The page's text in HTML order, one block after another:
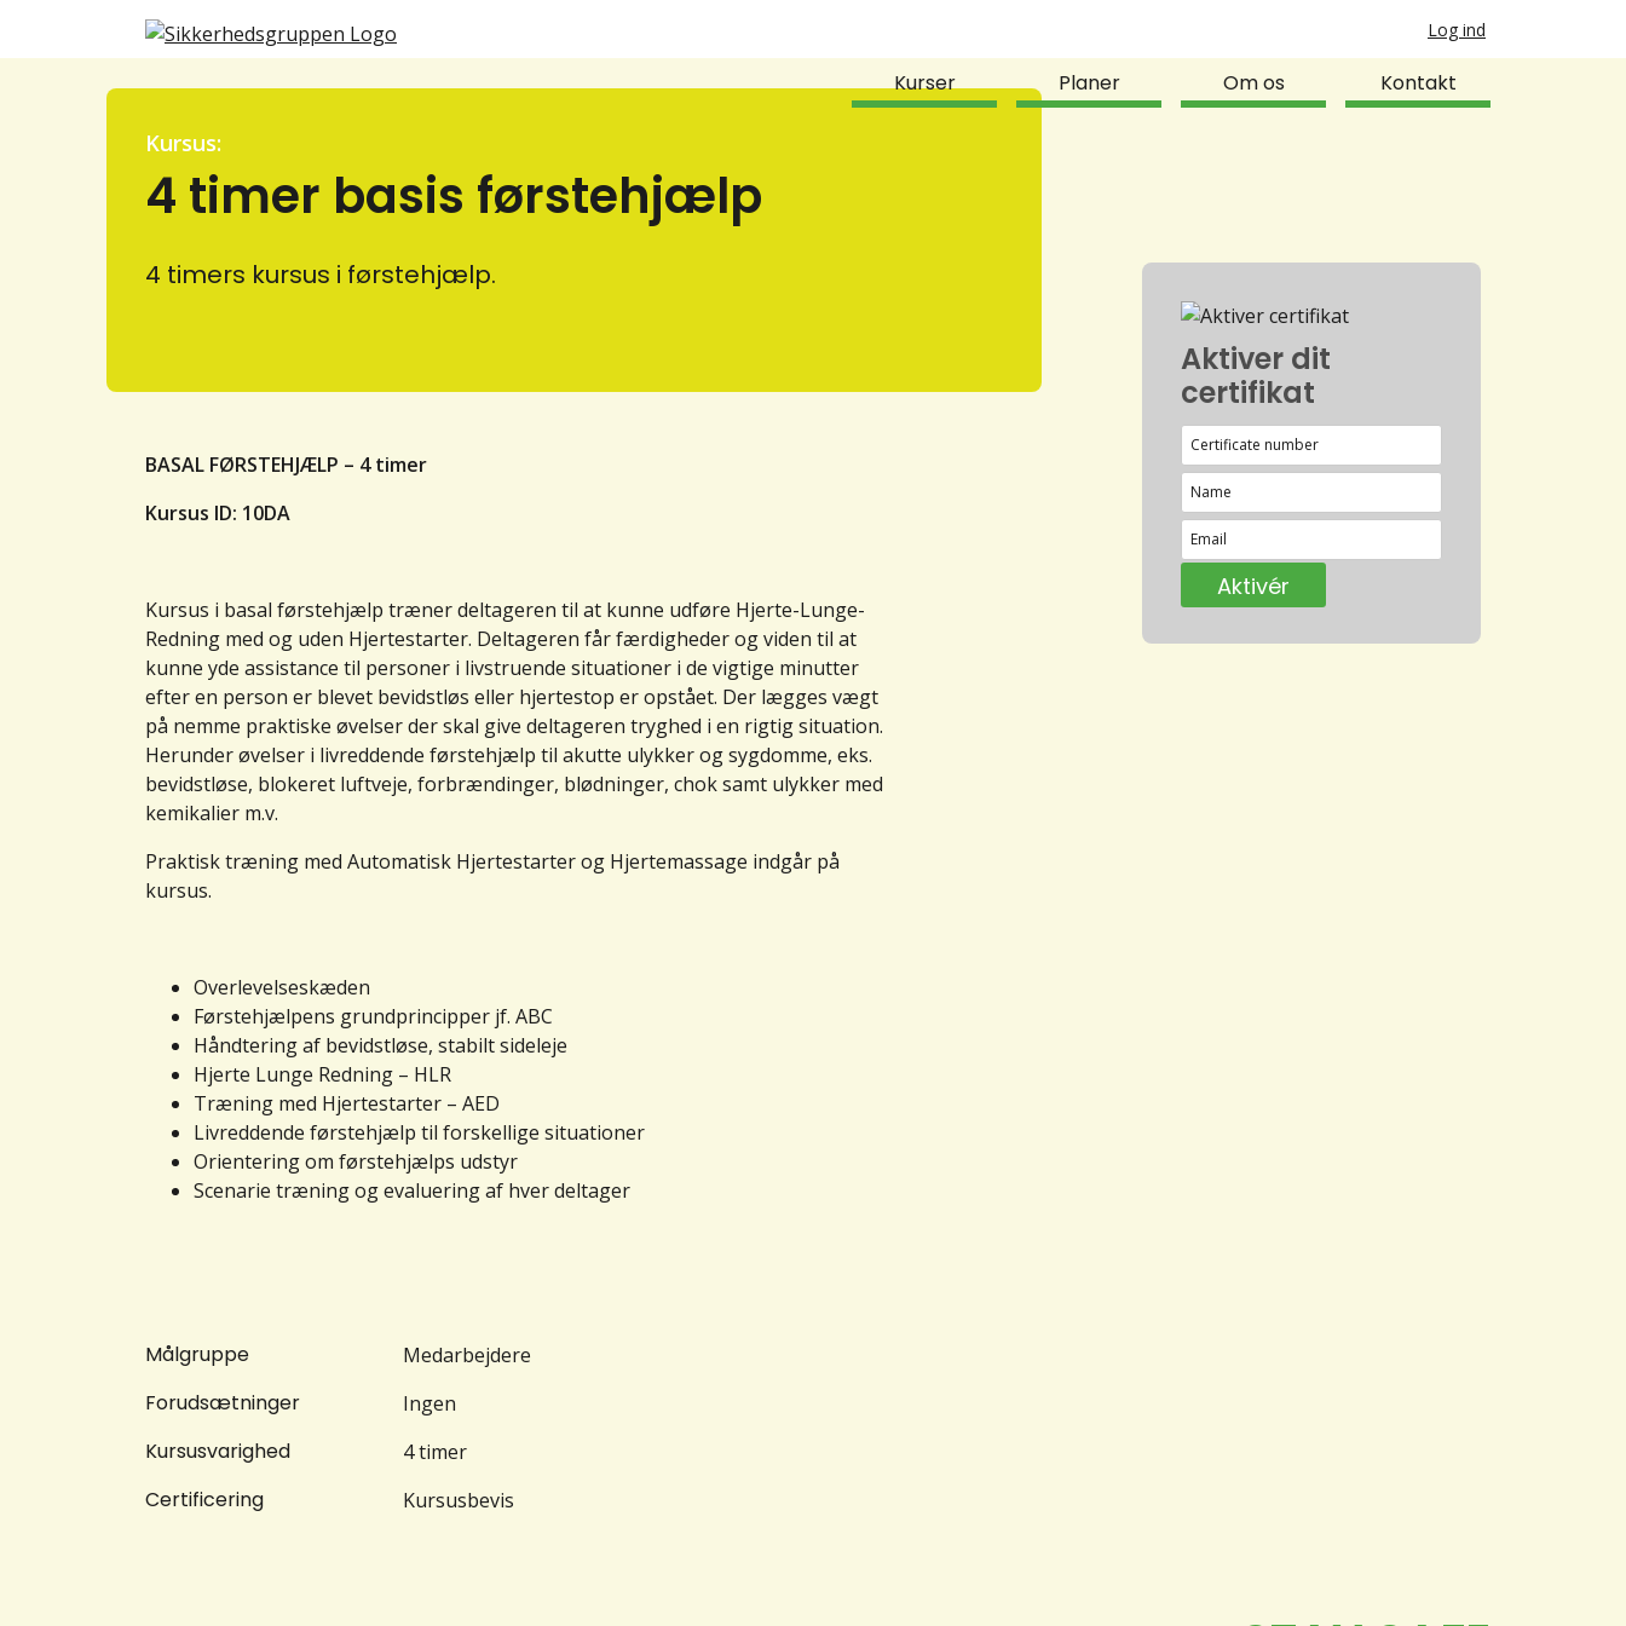
Log ind
Kurser Planer Om os Kontakt
Kursus:
4 timer basis førstehjælp
4 timers kursus i førstehjælp.
BASAL FØRSTEHJÆLP – 4 timer
Kursus ID: 10DA
Kursus i basal førstehjælp træner deltageren til at kunne udføre Hjerte-Lunge-
Redning med og uden Hjertestarter. Deltageren får færdigheder og viden til at
kunne yde assistance til personer i livstruende situationer i de vigtige minutter
efter en person er blevet bevidstløs eller hjertestop er opstået. Der lægges vægt
på nemme praktiske øvelser der skal give deltageren tryghed i en rigtig situation.
Herunder øvelser i livreddende førstehjælp til akutte ulykker og sygdomme, eks.
bevid­stløse, blokeret luftveje, forbrændinger, blødninger, chok samt ulykker med
kemikalier m.v.
Praktisk træning med Automatisk Hjertestarter og Hjertemassage indgår på
kursus.
Overlevelseskæden
Førstehjælpens grundprincipper jf. ABC
Håndtering af bevidstløse, stabilt sideleje
Hjerte Lunge Redning – HLR
Træning med Hjertestarter – AED
Livreddende førstehjælp til forskellige situationer
Orientering om førstehjælps udstyr
Scenarie træning og evaluering af hver deltager
Målgruppe Medarbejdere
Forudsætninger Ingen
Kursusvarighed 4 timer
Certificering Kursusbevis
Aktiver dit
certifikat